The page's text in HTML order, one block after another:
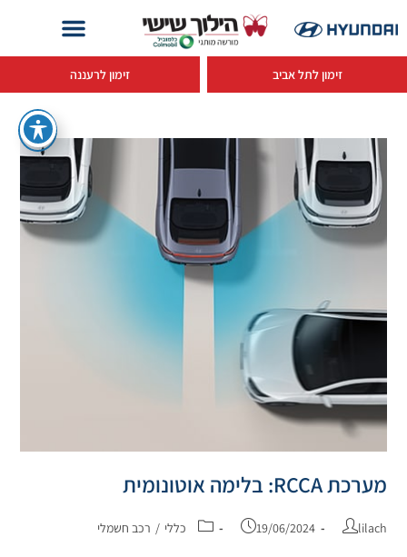
זימון לתל אביב זימון לרעננה
מערכת RCCA: בלימה אוטונומית
lilach
19/06/2024 כללי / רכב חשמלי